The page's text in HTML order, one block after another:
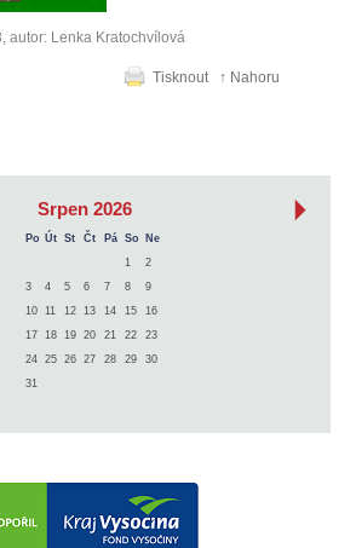
autor: Lenka Kratochvílová
Tisknout ↑ Nahoru
Srpen 2026
Po Út St Čt Pá So
Ne
1
2
3
4 5 6 7 8
9
10
11 12 13 14 15
16
17
18 19 20 21 22
23
24
25 26 27 28 29
30
31